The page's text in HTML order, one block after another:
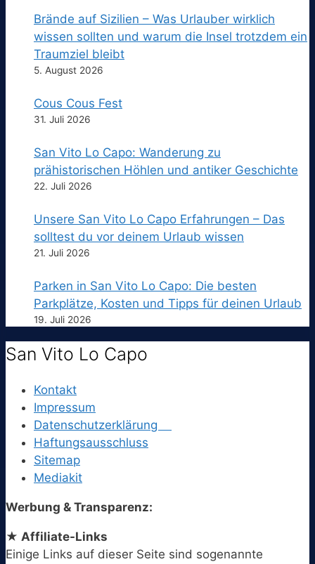
Brände auf Sizilien – Was Urlauber wirklich
wissen sollten und warum die Insel trotzdem ein
Traumziel bleibt
5. August 2026
Cous Cous Fest
31. Juli 2026
San Vito Lo Capo: Wanderung zu
prähistorischen Höhlen und antiker Geschichte
22. Juli 2026
Unsere San Vito Lo Capo Erfahrungen – Das
solltest du vor deinem Urlaub wissen
21. Juli 2026
Parken in San Vito Lo Capo: Die besten
Parkplätze, Kosten und Tipps für deinen Urlaub
19. Juli 2026
San Vito Lo Capo
Kontakt
Impressum
Datenschutzerklärung
Haftungsausschluss
Sitemap
Mediakit
Werbung & Transparenz:
★ Affiliate-Links
Einige Links auf dieser Seite sind sogenannte